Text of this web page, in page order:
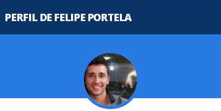
PERFIL DE FELIPE PORTELA